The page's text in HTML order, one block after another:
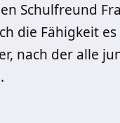
Schulfreund
die Fähigkeit
nach der alle